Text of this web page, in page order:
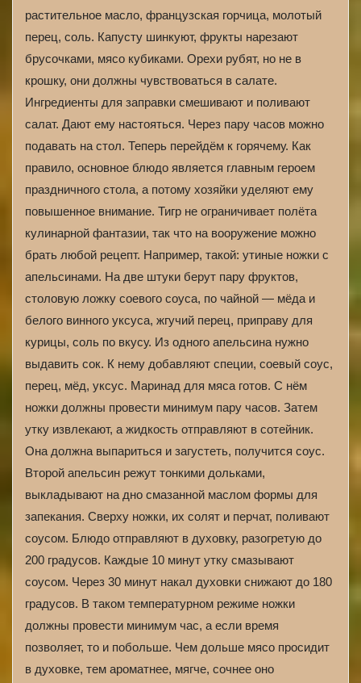
растительное масло, французская горчица, молотый
перец, соль. Капусту шинкуют, фрукты нарезают
брусочками, мясо кубиками. Орехи рубят, но не в
крошку, они должны чувствоваться в салате.
Ингредиенты для заправки смешивают и поливают
салат. Дают ему настояться. Через пару часов можно
подавать на стол. Теперь перейдём к горячему. Как
правило, основное блюдо является главным героем
праздничного стола, а потому хозяйки уделяют ему
повышенное внимание. Тигр не ограничивает полёта
кулинарной фантазии, так что на вооружение можно
брать любой рецепт. Например, такой: утиные ножки с
апельсинами. На две штуки берут пару фруктов,
столовую ложку соевого соуса, по чайной — мёда и
белого винного уксуса, жгучий перец, приправу для
курицы, соль по вкусу. Из одного апельсина нужно
выдавить сок. К нему добавляют специи, соевый соус,
перец, мёд, уксус. Маринад для мяса готов. С нём
ножки должны провести минимум пару часов. Затем
утку извлекают, а жидкость отправляют в сотейник.
Она должна выпариться и загустеть, получится соус.
Второй апельсин режут тонкими дольками,
выкладывают на дно смазанной маслом формы для
запекания. Сверху ножки, их солят и перчат, поливают
соусом. Блюдо отправляют в духовку, разогретую до
200 градусов. Каждые 10 минут утку смазывают
соусом. Через 30 минут накал духовки снижают до 180
градусов. В таком температурном режиме ножки
должны провести минимум час, а если время
позволяет, то и побольше. Чем дольше мясо просидит
в духовке, тем ароматнее, мягче, сочнее оно